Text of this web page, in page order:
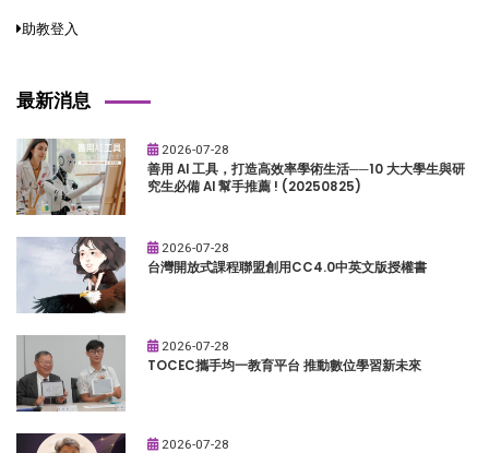
助教登入
最新消息
2026-07-28
善用 AI 工具，打造高效率學術生活──10 大大學生與研
究生必備 AI 幫手推薦 ! (20250825)
2026-07-28
台灣開放式課程聯盟創用CC4.0中英文版授權書
2026-07-28
TOCEC攜手均一教育平台 推動數位學習新未來
2026-07-28